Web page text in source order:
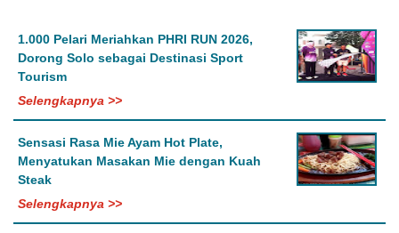
1.000 Pelari Meriahkan PHRI RUN 2026,
Dorong Solo sebagai Destinasi Sport
Tourism
Selengkapnya >>
Sensasi Rasa Mie Ayam Hot Plate,
Menyatukan Masakan Mie dengan Kuah
Steak
Selengkapnya >>